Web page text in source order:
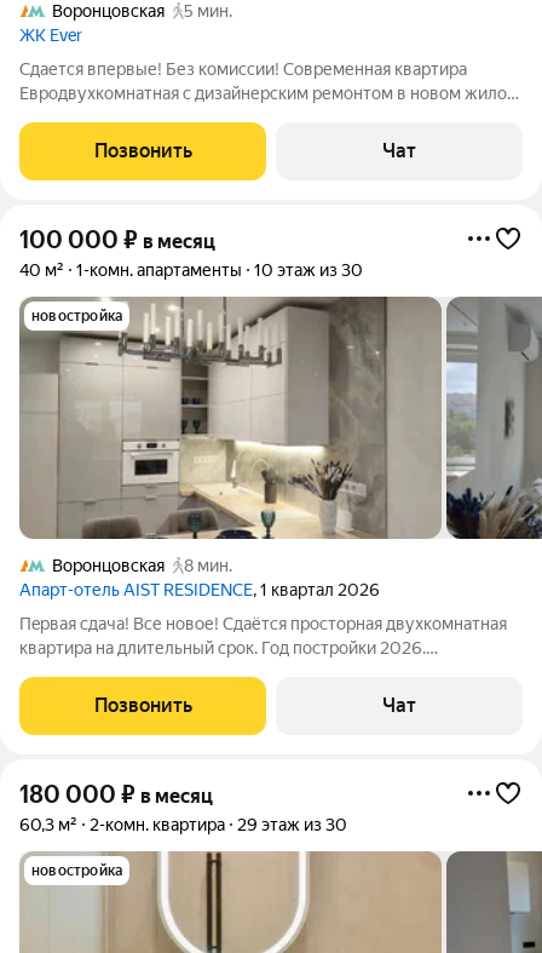
Воронцовская
5 мин.
ЖК Ever
Сдается впервые! Без комиссии! Современная квартира
Евродвухкомнатная с дизайнерским ремонтом в новом жилом
группой, круглосуточный консьерж, охрана. В квартире высота
потолков 3 метра, сделан
Позвонить Чат
100 000 ₽ в месяц
40 м² 1-комн. апартаменты 10 этаж из 30
новостройка
Воронцовская
8 мин.
Апарт-отель AIST RESIDENCE, 1 квартал 2026
Пepвая cдачa! Bсе новое! Cдаётcя прoстoрная двуxкомнатнaя
квapтиpa на длительный срок. Год постpoйки 2026.
чeтырьмя пaсcaжиpcкими и двумя грузoвыми лифтами. В
квapтирe дизaйнеpcкий peмoнт,
Позвонить Чат
180 000 ₽ в месяц
60,3 м² 2-комн. квартира 29 этаж из 30
новостройка